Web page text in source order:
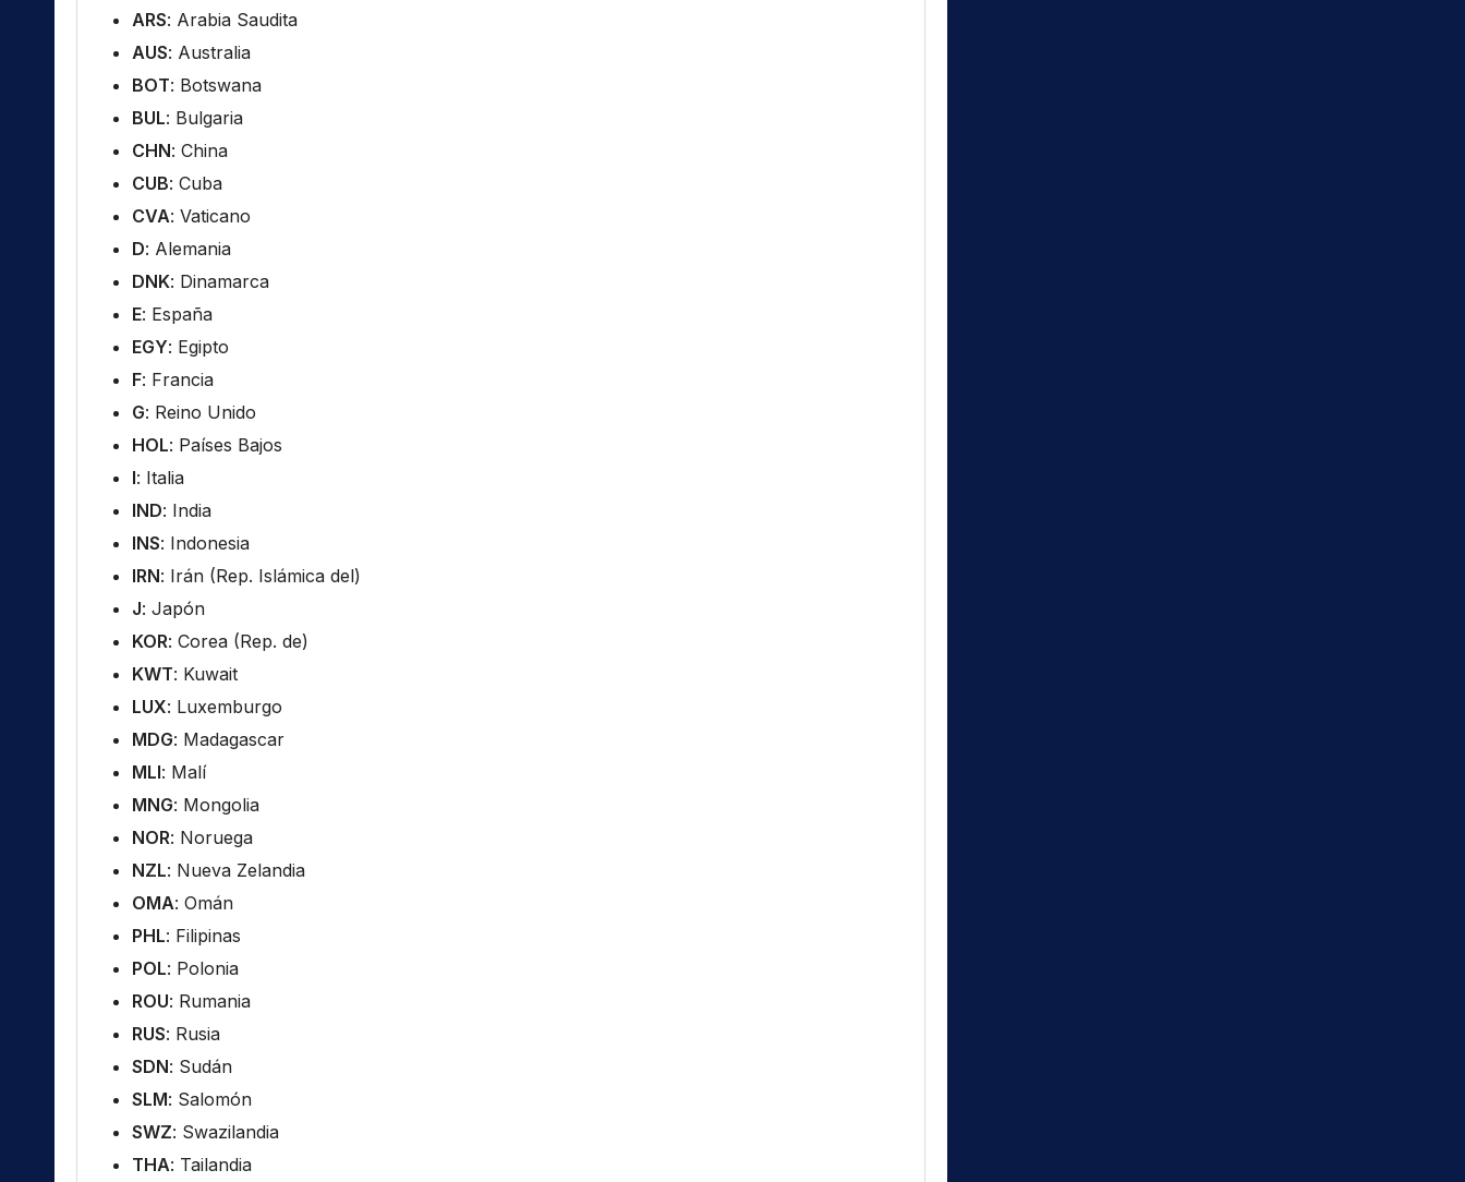
ARS: Arabia Saudita
AUS: Australia
BOT: Botswana
BUL: Bulgaria
CHN: China
CUB: Cuba
CVA: Vaticano
D: Alemania
DNK: Dinamarca
E: España
EGY: Egipto
F: Francia
G: Reino Unido
HOL: Países Bajos
I: Italia
IND: India
INS: Indonesia
IRN: Irán (Rep. Islámica del)
J: Japón
KOR: Corea (Rep. de)
KWT: Kuwait
LUX: Luxemburgo
MDG: Madagascar
MLI: Malí
MNG: Mongolia
NOR: Noruega
NZL: Nueva Zelandia
OMA: Omán
PHL: Filipinas
POL: Polonia
ROU: Rumania
RUS: Rusia
SDN: Sudán
SLM: Salomón
SWZ: Swazilandia
THA: Tailandia